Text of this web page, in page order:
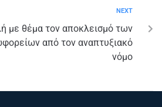
NEXT
με θέμα τον αποκλεισμό των
από τον αναπτυξιακό
νόμο